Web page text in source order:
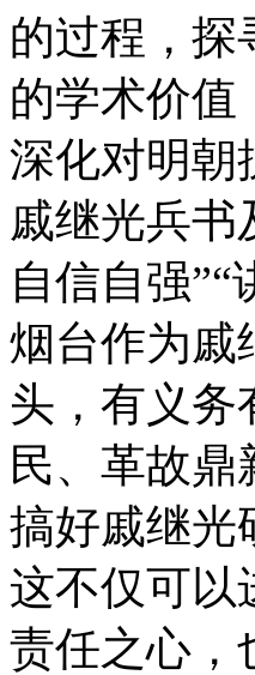
的过程，探
的学术价值
深化对明朝
戚继光兵书
自信自强
烟台作为戚
头，有义务
民、革故
搞好戚继光
这不仅可以
责任之心，